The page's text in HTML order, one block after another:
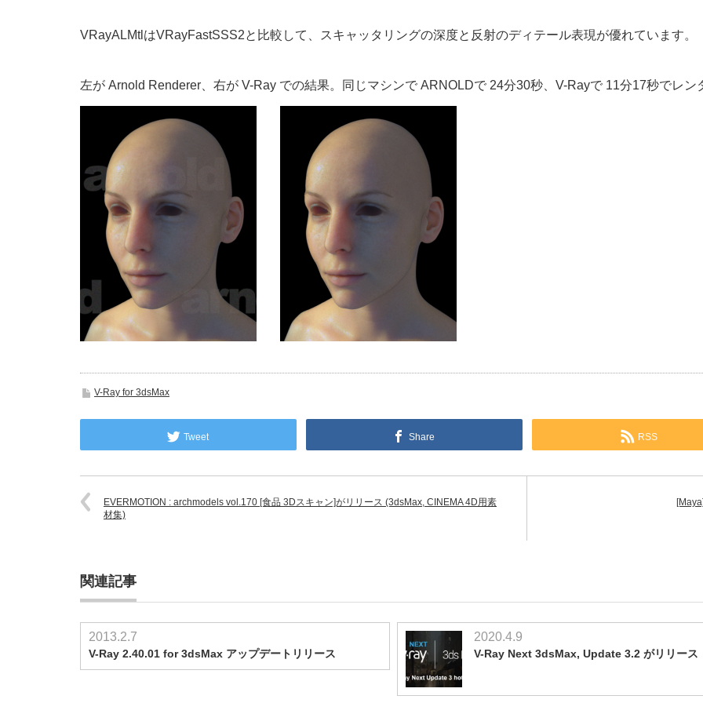
VRayALMtlはVRayFastSSS2と比較して、スキャッタリングの深度と反射のディテール表現が優れています。
左が Arnold Renderer、右が V-Ray での結果。同じマシンで ARNOLDで 24分30秒、V-Rayで 11分17秒でレン
V-Ray for 3dsMax
Tweet Share RSS
EVERMOTION : archmodels vol.170 [食品 3Dスキャン]がリリース (3dsMax, CINEMA 4D用素
材集)
関連記事
2013.2.7
V-Ray 2.40.01 for 3dsMax アップデートリリース
2020.4.9
V-Ray Next 3dsMax, Update 3.2 がリリース